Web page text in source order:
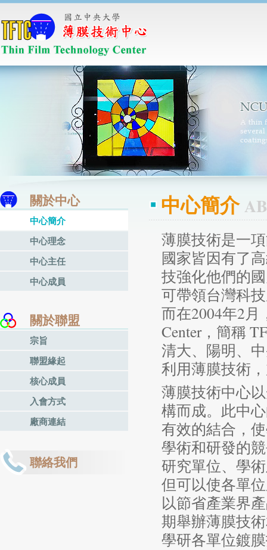
關於中心
中心簡介
中心理念
中心主任
中心成員
關於聯盟
宗旨
聯盟緣起
核心成員
入會方式
廠商連結
聯絡我們
中心簡介
薄膜技術是一
國家皆因有了
技強化他們的
可帶領台灣科
而在2004年2月
Center，簡稱
清大、陽明、
利用薄膜技術
薄膜技術中心
構而成。此中
有效的結合，
學術和研發的
研究單位、學
但可以使各單
以節省產業界
期舉辦薄膜技
學研各單位鍍